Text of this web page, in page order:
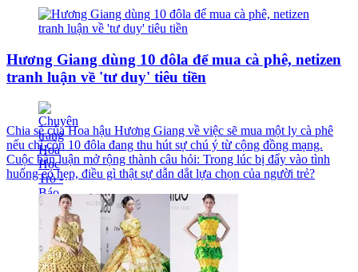
Hương Giang dùng 10 đôla để mua cà phê, netizen
tranh luận về 'tư duy' tiêu tiền
Chia sẻ của Hoa hậu Hương Giang về việc sẽ mua một ly cà phê
nếu chỉ còn 10 đôla đang thu hút sự chú ý từ cộng đồng mạng.
Cuộc bàn luận mở rộng thành câu hỏi: Trong lúc bị đẩy vào tình
huống eo hẹp, điều gì thật sự dẫn dắt lựa chọn của người trẻ?